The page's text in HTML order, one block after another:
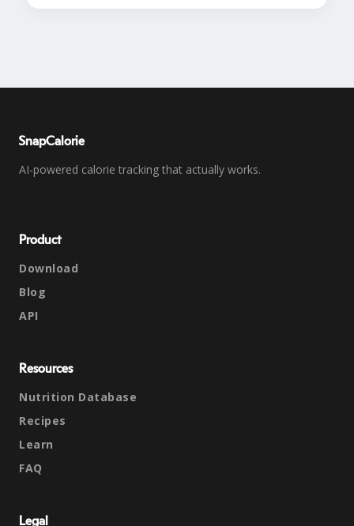
SnapCalorie
AI-powered calorie tracking that actually works.
Product
Download
Blog
API
Resources
Nutrition Database
Recipes
Learn
FAQ
Legal